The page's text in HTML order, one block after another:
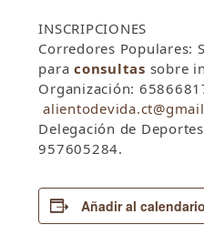
INSCRIPCIONES
Corredores Populares:
paraconsultas sobre
Organización:
Delegación de
957605284.
Añadir al calendario